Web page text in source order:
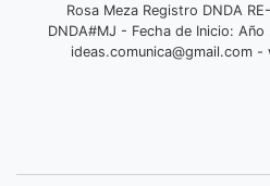
Rosa Meza Registro DNDA
DNDA#MJ - Fecha de Inicio:
ideas.comunica@gmail.com-